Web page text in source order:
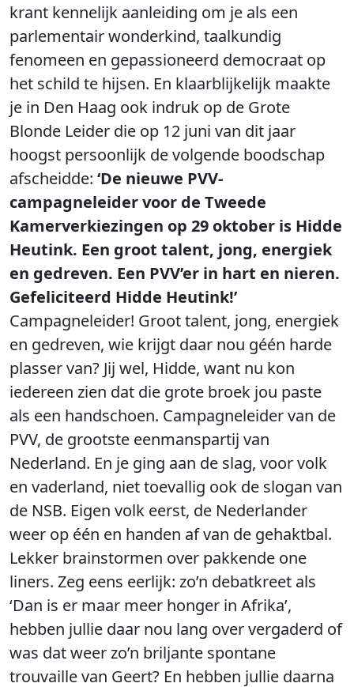
krant kennelijk aanleiding om je als een
parlementair wonderkind, taalkundig
fenomeen en gepassioneerd democraat op
het schild te hijsen. En klaarblijkelijk maakte
je in Den Haag ook indruk op de Grote
Blonde Leider die op 12 juni van dit jaar
hoogst persoonlijk de volgende boodschap
afscheidde: ‘De nieuwe PVV-
campagneleider voor de Tweede
Kamerverkiezingen op 29 oktober is Hidde
Heutink. Een groot talent, jong, energiek
en gedreven. Een PVV’er in hart en nieren.
Gefeliciteerd Hidde Heutink!’
Campagneleider! Groot talent, jong, energiek
en gedreven, wie krijgt daar nou géén harde
plasser van? Jij wel, Hidde, want nu kon
iedereen zien dat die grote broek jou paste
als een handschoen. Campagneleider van de
PVV, de grootste eenmanspartij van
Nederland. En je ging aan de slag, voor volk
en vaderland, niet toevallig ook de slogan van
de NSB. Eigen volk eerst, de Nederlander
weer op één en handen af van de gehaktbal.
Lekker brainstormen over pakkende one
liners. Zeg eens eerlijk: zo’n debatkreet als
‘Dan is er maar meer honger in Afrika’,
hebben jullie daar nou lang over vergaderd of
was dat weer zo’n briljante spontane
trouvaille van Geert? En hebben jullie daarna